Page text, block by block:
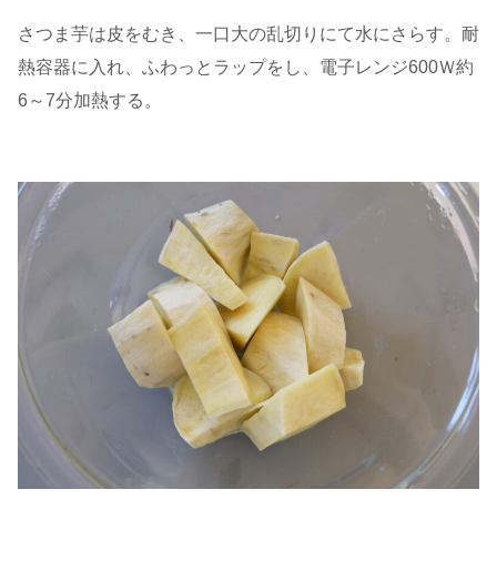
さつま芋は皮をむき、一口大の乱切りにて水にさらす。耐
熱容器に入れ、ふわっとラップをし、電子レンジ600Ｗ約
6～7分加熱する。